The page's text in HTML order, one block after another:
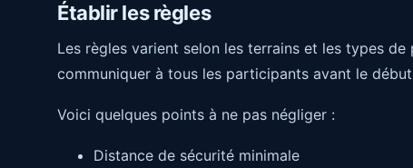
Établir les règles
Les règles varient selon les terrains et les types
communiquer à tous les participants avant le
Voici quelques points à ne pas négliger :
Distance de sécurité minimale